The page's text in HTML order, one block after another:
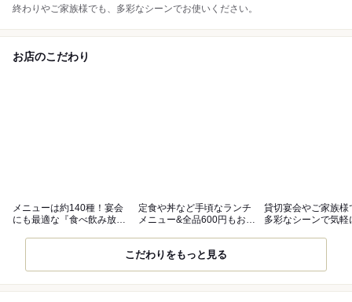
終わりやご家族様でも、多彩なシーンでお使いください。
お店のこだわり
メニューは約140種！宴会
にも最適な『食べ飲み放題
定食や丼など手頃なランチ
メニュー&全品600円もお弁
貸切宴会やご家族様
多彩なシーンで気軽
こだわりをもっと見る